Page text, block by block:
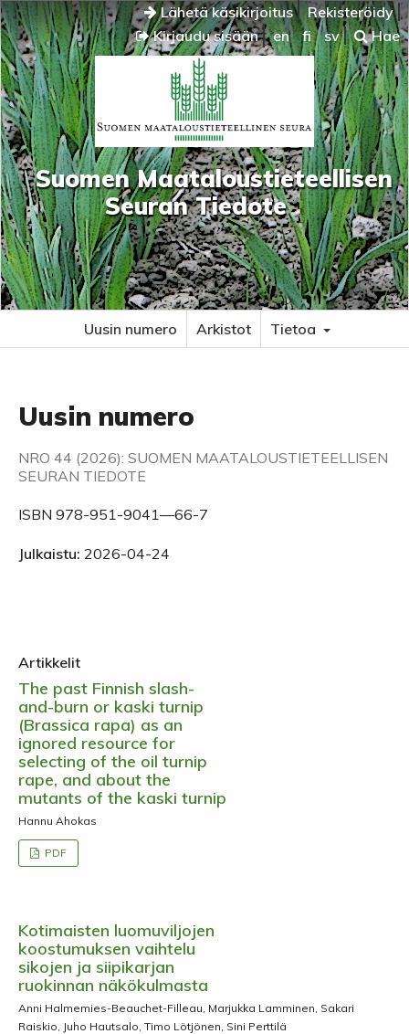
Lähetä käsikirjoitus
Rekisteröidy
Kirjaudu sisään
en fi sv Hae
Suomen Maataloustieteellisen
Seuran Tiedote
Uusin numero Arkistot Tietoa
Uusin numero
NRO 44 (2026): SUOMEN MAATALOUSTIETEELLISEN
SEURAN TIEDOTE
ISBN 978-951-9041—66-7
Julkaistu: 2026-04-24
Artikkelit
The past Finnish slash-
and-burn or kaski turnip
(Brassica rapa) as an
ignored resource for
selecting of the oil turnip
rape, and about the
mutants of the kaski turnip
Hannu Ahokas
PDF
Kotimaisten luomuviljojen
koostumuksen vaihtelu
sikojen ja siipikarjan
ruokinnan näkökulmasta
Anni Halmemies-Beauchet-Filleau, Marjukka Lamminen, Sakari
Raiskio, Juho Hautsalo, Timo Lötjönen, Sini Perttilä